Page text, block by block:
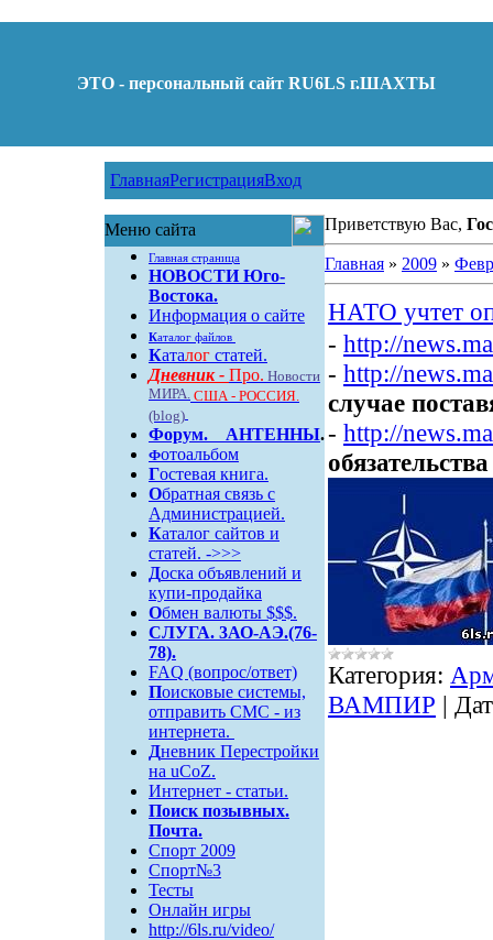
ЭТО - персональный сайт RU6LS г.ШАХТЫ
ГлавнаяРегистрацияВход
Меню сайта
Главная страница
НОВОСТИ Юго-
Востока.
Информация о сайте
Каталог файлов
Каталогстатей.
Дневник - Про. Новости
МИРА.США - РОССИЯ.
(blog)
Форум. АНТЕННЫ.
Фотоальбом
Гостевая книга.
Обратная связь c
Администрацией.
Каталог сайтов и
статей. ->>>
Доска объявлений и
купи-продайка
Обмен валюты $$$.
СЛУГА. 3АО-АЭ.(76-
78).
FAQ (вопрос/ответ)
Поисковые системы,
отправить СМС - из
интернета.
Дневник Перестройки
на uCoZ.
Интернет - статьи.
Поиск позывных.
Почта.
Спорт 2009
Спорт№3
Тесты
Онлайн игры
http://6ls.ru/video/
Приветствую Вас,
Главная» 2009 »
НАТО учтет
- http://
- http://
случае
- http://
Категория:
ВАМПИР |